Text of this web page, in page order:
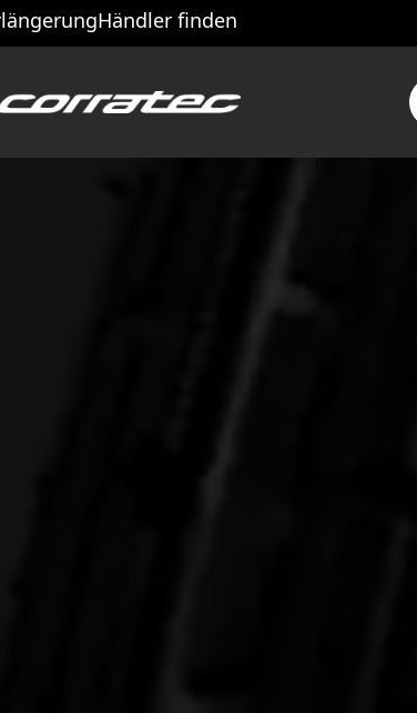
Händler finden